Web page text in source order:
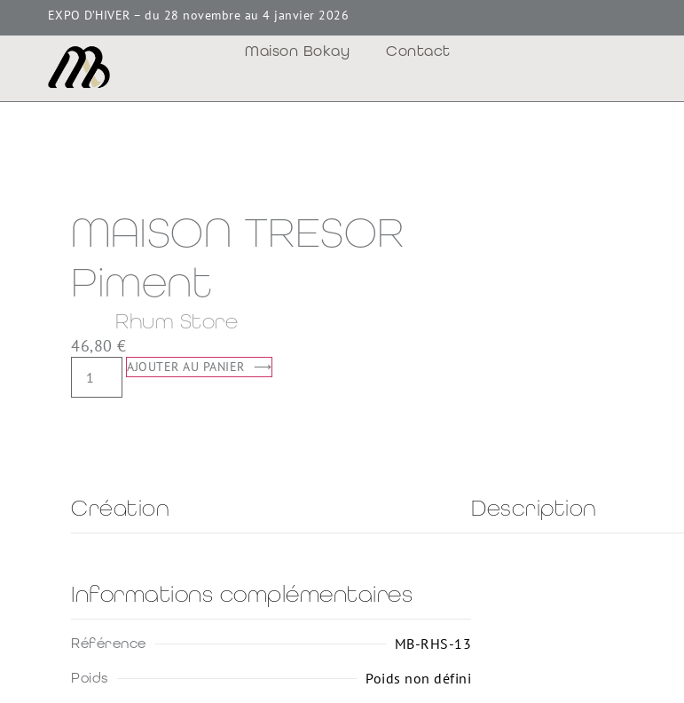
EXPO D’HIVER – du 28 novembre au 4 janvier 2026
Maison Bokay Contact
MAISON TRESOR
Piment
Rhum Store
46,80 €
AJOUTER AU PANIER
Création
Informations complémentaires
Référence MB-RHS-13
Poids Poids non défini
Description